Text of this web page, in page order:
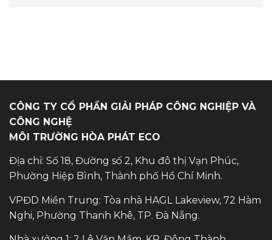
CÔNG TY CỔ PHẦN GIẢI PHÁP CÔNG NGHIỆP VÀ
CÔNG NGHỆ
MÔI TRƯỜNG HÒA PHÁT ECO
Địa chỉ: Số 18, Đường số 2, Khu đô thị Vạn Phúc,
Phường Hiệp Bình, Thành phố Hồ Chí Minh.
VPĐD Miền Trung: Tòa nhà HAGL Lakeview, 72 Hàm
Nghi, Phường Thanh Khê, TP. Đà Nẵng.